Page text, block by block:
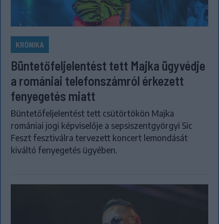
KRÓNIKA
Büntetőfeljelentést tett Majka ügyvédje
a romániai telefonszámról érkezett
fenyegetés miatt
Büntetőfeljelentést tett csütörtökön Majka
romániai jogi képviselője a sepsiszentgyörgyi Sic
Feszt fesztiválra tervezett koncert lemondását
kiváltó fenyegetés ügyében.